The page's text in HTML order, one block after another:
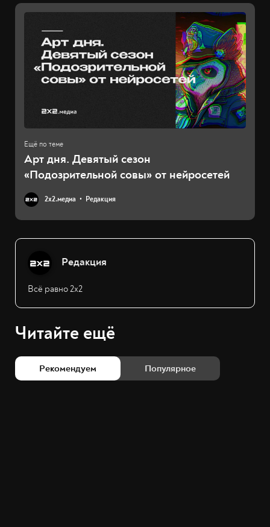
Арт дня. Девятый сезон
«Подозрительной совы» от нейросетей
2х2.медиа Редакция
Редакция
Всё равно 2х2
Читайте ещё
Рекомендуем Популярное